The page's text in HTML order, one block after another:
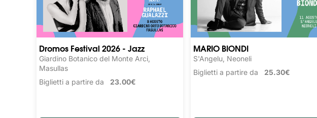
Dromos Festival 2026 - Jazz
Giardino Botanico del Monte Arci,
Masullas
Biglietti a partire da 23.00€
MARIO BIONDI
S'Angelu, Neoneli
Biglietti a partire da 25.30€